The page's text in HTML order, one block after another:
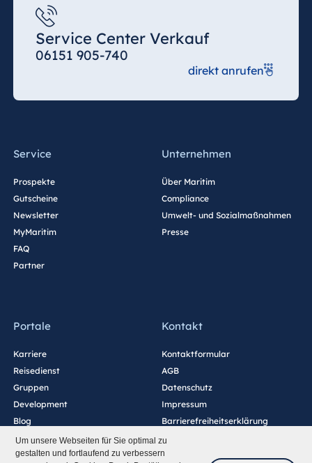
Um unsere Webseiten für Sie optimal zu
gestalten und fortlaufend zu verbessern
Service Center Verkauf
06151 905-740
direkt anrufen
Service
Prospekte
Gutscheine
Newsletter
MyMaritim
FAQ
Partner
Unternehmen
Über Maritim
Compliance
Umwelt- und Sozialmaßnahmen
Presse
Portale
Karriere
Reisedienst
Gruppen
Development
Blog
Kontakt
Kontaktformular
AGB
Datenschutz
Impressum
Barrierefreiheitserklärung
Cookie-Einstellungen